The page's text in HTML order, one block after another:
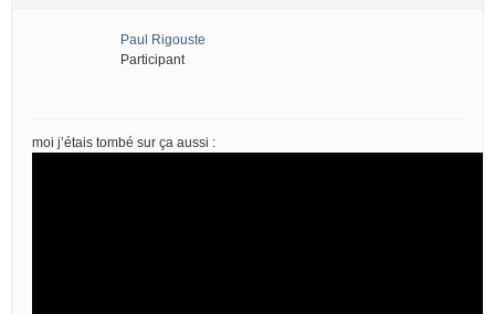
Paul Rigouste
Participant
moi j’étais tombé sur ça aussi :